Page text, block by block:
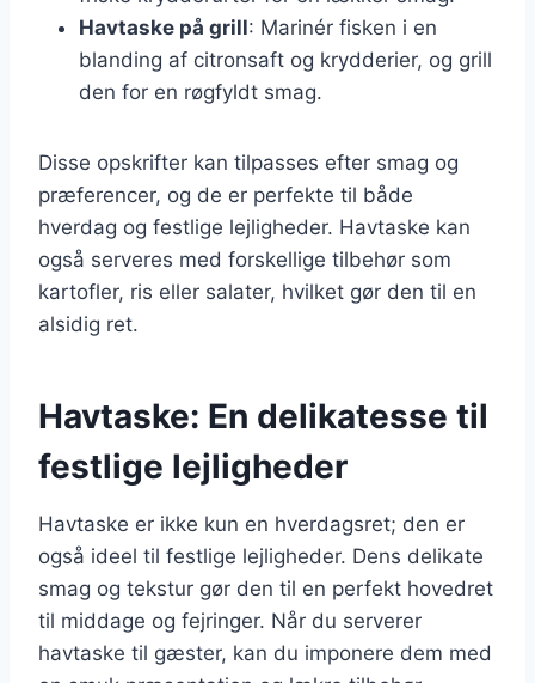
Havtaske på grill: Marinér fisken i en
blanding af citronsaft og krydderier, og grill
den for en røgfyldt smag.
Disse opskrifter kan tilpasses efter smag og
præferencer, og de er perfekte til både
hverdag og festlige lejligheder. Havtaske kan
også serveres med forskellige tilbehør som
kartofler, ris eller salater, hvilket gør den til en
alsidig ret.
Havtaske: En delikatesse til
festlige lejligheder
Havtaske er ikke kun en hverdagsret; den er
også ideel til festlige lejligheder. Dens delikate
smag og tekstur gør den til en perfekt hovedret
til middage og fejringer. Når du serverer
havtaske til gæster, kan du imponere dem med